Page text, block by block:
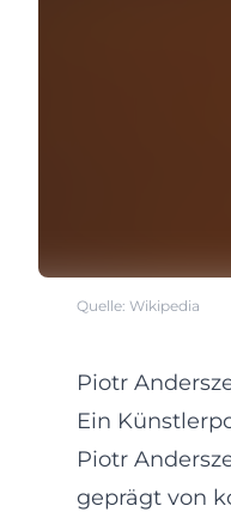
Quelle: Wikipedia
Piotr
Ein
Piotr
geprägt von